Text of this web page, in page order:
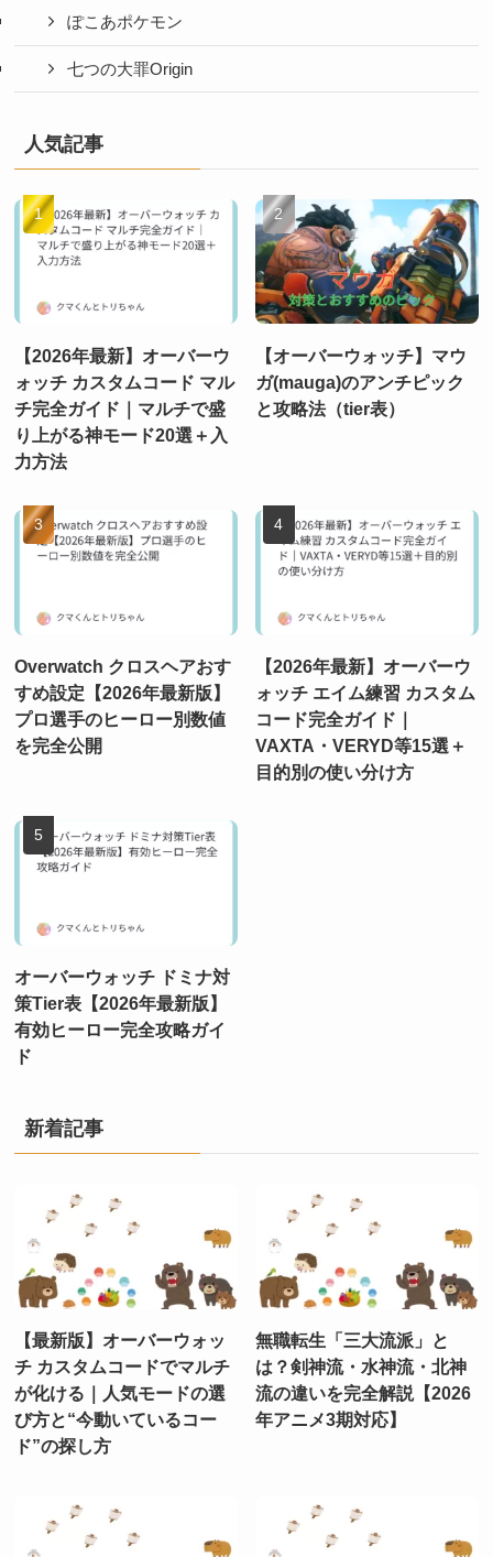
ぽこあポケモン
七つの大罪Origin
人気記事
【2026年最新】オーバーウ
ォッチ カスタムコード マル
チ完全ガイド｜マルチで盛
り上がる神モード20選＋入
力方法
【オーバーウォッチ】マウ
ガ(mauga)のアンチピック
と攻略法（tier表）
Overwatch クロスヘアおす
すめ設定【2026年最新版】
プロ選手のヒーロー別数値
を完全公開
【2026年最新】オーバーウ
ォッチ エイム練習 カスタム
コード完全ガイド｜
VAXTA・VERYD等15選＋
目的別の使い分け方
オーバーウォッチ ドミナ対
策Tier表【2026年最新版】
有効ヒーロー完全攻略ガイ
ド
新着記事
【最新版】オーバーウォッ
チ カスタムコードでマルチ
が化ける｜人気モードの選
び方と“今動いているコー
ド”の探し方
無職転生「三大流派」と
は？剣神流・水神流・北神
流の違いを完全解説【2026
年アニメ3期対応】